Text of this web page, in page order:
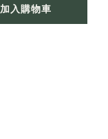
加入購物車